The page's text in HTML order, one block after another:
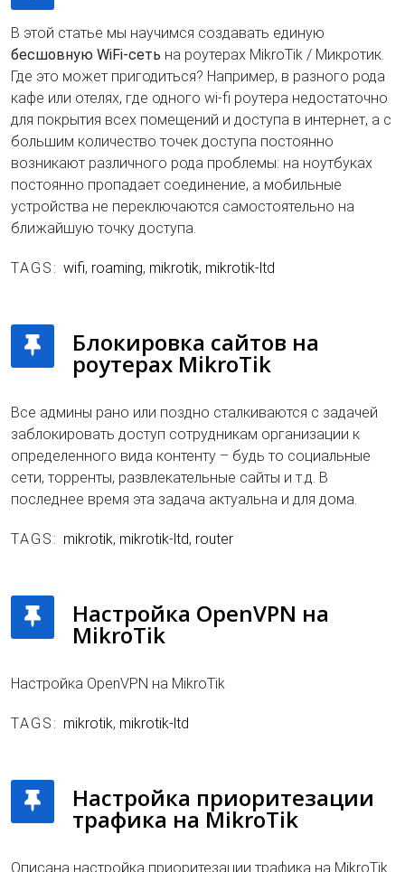
В этой статье мы научимся создавать единую
бесшовную WiFi-сеть на роутерах MikroTik / Микротик.
Где это может пригодиться? Например, в разного рода
кафе или отелях, где одного wi-fi роутера недостаточно
для покрытия всех помещений и доступа в интернет, а с
большим количество точек доступа постоянно
возникают различного рода проблемы: на ноутбуках
постоянно пропадает соединение, а мобильные
устройства не переключаются самостоятельно на
ближайшую точку доступа.
TAGS: wifi, roaming, mikrotik, mikrotik-ltd
Блокировка сайтов на
роутерах MikroTik
Все админы рано или поздно сталкиваются с задачей
заблокировать доступ сотрудникам организации к
определенного вида контенту – будь то социальные
сети, торренты, развлекательные сайты и т.д. В
последнее время эта задача актуальна и для дома.
TAGS: mikrotik, mikrotik-ltd, router
Настройка OpenVPN на
MikroTik
Настройка OpenVPN на MikroTik
TAGS: mikrotik, mikrotik-ltd
Настройка приоритезации
трафика на MikroTik
Описана настройка приоритезации трафика на MikroTik